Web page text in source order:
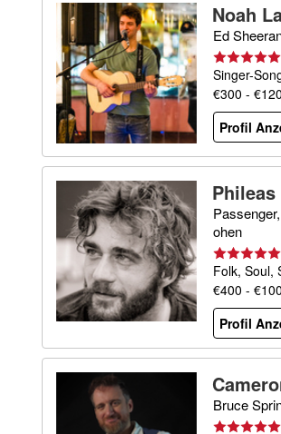
Noah
Ed
Singer-
€300 -
Profil
ohen
Folk, Soul,
€400 -
Profil
Bruce